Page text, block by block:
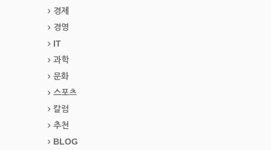
경제
경영
IT
과학
문화
스포츠
칼럼
추천
BLOG